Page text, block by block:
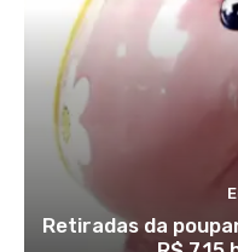
Retiradas da